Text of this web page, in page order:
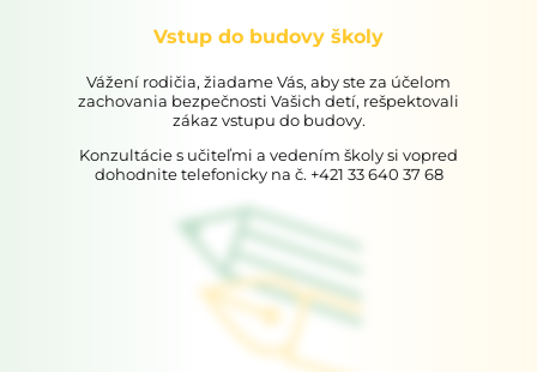
Vstup do budovy školy
Vážení rodičia, žiadame Vás, aby ste za účelom
zachovania bezpečnosti Vašich detí, rešpektovali
zákaz vstupu do budovy.
Konzultácie s učiteľmi a vedením školy si vopred
dohodnite telefonicky na č. +421 33 640 37 68